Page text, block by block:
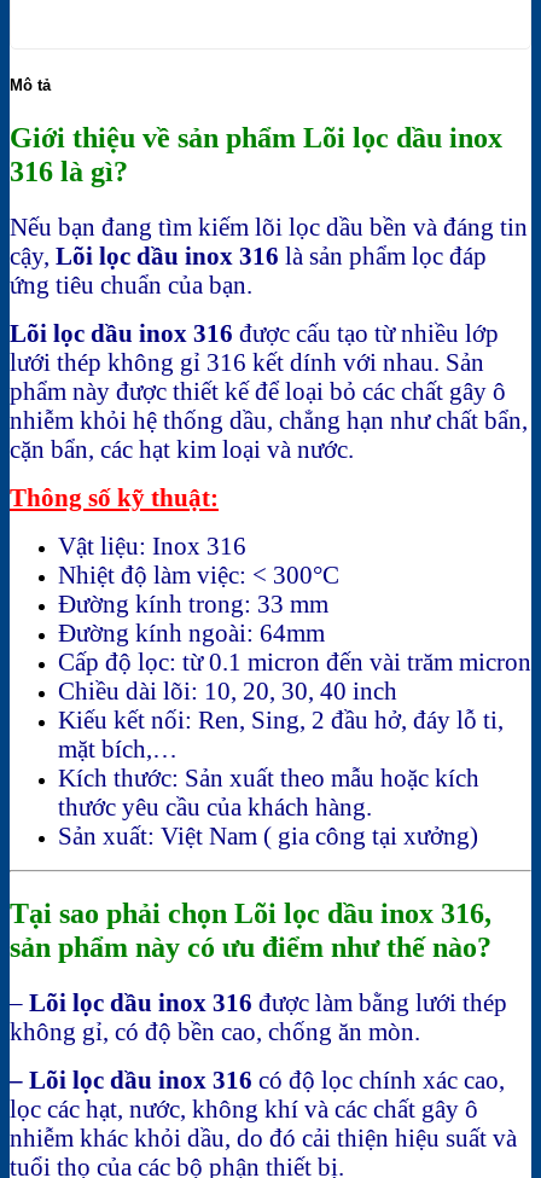
Mô tả
Giới thiệu về sản phẩm Lõi lọc dầu inox
316 là gì?
Nếu bạn đang tìm kiếm lõi lọc dầu bền và đáng tin
cậy, Lõi lọc dầu inox 316 là sản phẩm lọc đáp
ứng tiêu chuẩn của bạn.
Lõi lọc dầu inox 316 được cấu tạo từ nhiều lớp
lưới thép không gỉ 316 kết dính với nhau. Sản
phẩm này được thiết kế để loại bỏ các chất gây ô
nhiễm khỏi hệ thống dầu, chẳng hạn như chất bẩn,
cặn bẩn, các hạt kim loại và nước.
Thông số kỹ thuật:
Vật liệu: Inox 316
Nhiệt độ làm việc: < 300°C
Đường kính trong: 33 mm
Đường kính ngoài: 64mm
Cấp độ lọc: từ 0.1 micron đến vài trăm micron
Chiều dài lõi: 10, 20, 30, 40 inch
Kiếu kết nối: Ren, Sing, 2 đầu hở, đáy lỗ ti,
mặt bích,…
Kích thước: Sản xuất theo mẫu hoặc kích
thước yêu cầu của khách hàng.
Sản xuất: Việt Nam ( gia công tại xưởng)
Tại sao phải chọn Lõi lọc dầu inox 316,
sản phẩm này có ưu điểm như thế nào?
– Lõi lọc dầu inox 316 được làm bằng lưới thép
không gỉ, có độ bền cao, chống ăn mòn.
– Lõi lọc dầu inox 316 có độ lọc chính xác cao,
lọc các hạt, nước, không khí và các chất gây ô
nhiễm khác khỏi dầu, do đó cải thiện hiệu suất và
tuổi thọ của các bộ phận thiết bị.